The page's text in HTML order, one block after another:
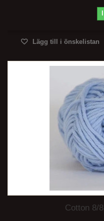
Lägg till i önskelistan
Cotton 8/